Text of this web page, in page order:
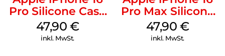
Pro Silicone Case
MagSafe Denim
47,90 €
inkl. MwSt.
Pro Max Silicone
Case MagSafe
Black
47,90 €
inkl. MwSt.